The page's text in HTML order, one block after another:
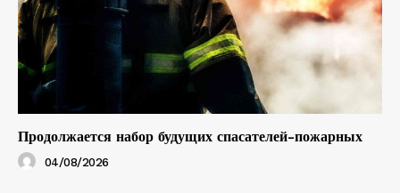
Продолжается набор будущих спасателей-пожарных
04/08/2026